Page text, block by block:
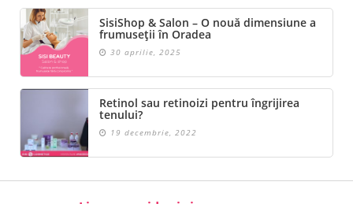
SisiShop & Salon – O nouă dimensiune a
frumuseții în Oradea
30 aprilie, 2025
Retinol sau retinoizi pentru îngrijirea
tenului?
19 decembrie, 2022